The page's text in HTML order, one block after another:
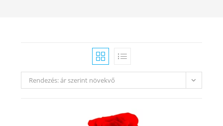
Rendezés: ár szerint növekvő